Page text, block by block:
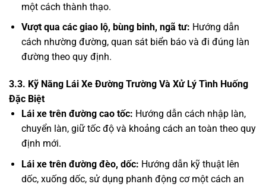
một cách thành thạo.
Vượt qua các giao lộ, bùng binh, ngã tư: Hướng dẫn
cách nhường đường, quan sát biển báo và đi đúng làn
đường theo quy định.
3.3. Kỹ Năng Lái Xe Đường Trường Và Xử Lý Tình Huống
Đặc Biệt
Lái xe trên đường cao tốc: Hướng dẫn cách nhập làn,
chuyển làn, giữ tốc độ và khoảng cách an toàn theo quy
định mới.
Lái xe trên đường đèo, dốc: Hướng dẫn kỹ thuật lên
dốc, xuống dốc, sử dụng phanh động cơ một cách an